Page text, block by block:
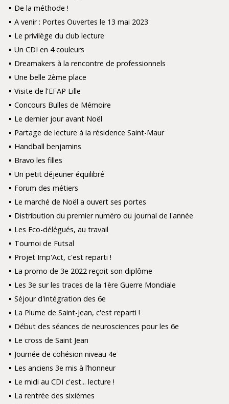
De la méthode !
A venir : Portes Ouvertes le 13 mai 2023
Le privilège du club lecture
Un CDI en 4 couleurs
Dreamakers à la rencontre de professionnels
Une belle 2ème place
Visite de l'EFAP Lille
Concours Bulles de Mémoire
Le dernier jour avant Noël
Partage de lecture à la résidence Saint-Maur
Handball benjamins
Bravo les filles
Un petit déjeuner équilibré
Forum des métiers
Le marché de Noël a ouvert ses portes
Distribution du premier numéro du journal de l'année
Les Eco-délégués, au travail
Tournoi de Futsal
Projet Imp'Act, c'est reparti !
La promo de 3e 2022 reçoit son diplôme
Les 3e sur les traces de la 1ère Guerre Mondiale
Séjour d'intégration des 6e
La Plume de Saint-Jean, c'est reparti !
Début des séances de neurosciences pour les 6e
Le cross de Saint Jean
Journée de cohésion niveau 4e
Les anciens 3e mis à l’honneur
Le midi au CDI c'est... lecture !
La rentrée des sixièmes